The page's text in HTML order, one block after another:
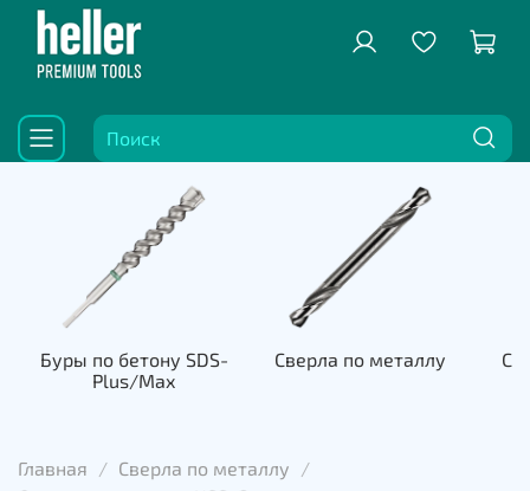
Буры по бетону SDS-
Plus/Max
Сверла по металлу
Главная
Сверла по металлу